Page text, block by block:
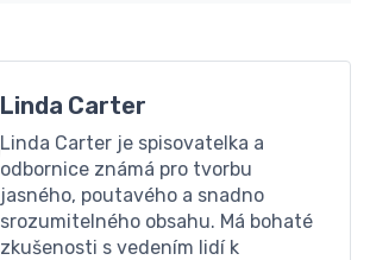
Linda Carter
Linda Carter je spisovatelka a
odbornice známá pro tvorbu
jasného, ​​poutavého a snadno
srozumitelného obsahu. Má bohaté
zkušenosti s vedením lidí k